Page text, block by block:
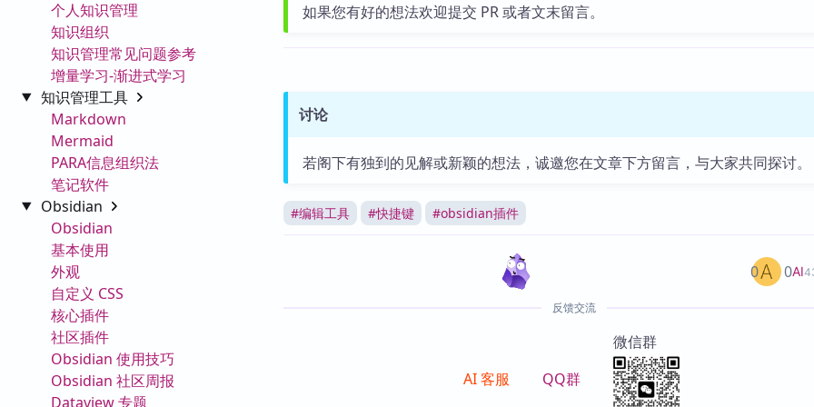
个人知识管理
知识组织
知识管理常见问题参考
增量学习-渐进式学习
知识管理工具
Markdown
Mermaid
PARA信息组织法
笔记软件
Obsidian
Obsidian
基本使用
外观
自定义 CSS
核心插件
社区插件
Obsidian 使用技巧
Obsidian 社区周报
Dataview 专题
如果您有好的想法欢迎提交 PR 或者文末留言。
讨论
若阁下有独到的见解或新颖的想法，诚邀您在文章下方留言，与大家共同探讨。
#编辑工具 #快捷键 #obsidian插件
AI
0 0
反馈交流
AI 客服 QQ群
微信群